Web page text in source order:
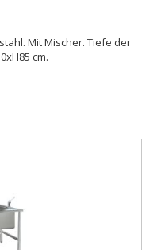
Mit Mischer. Tiefe der
cm.